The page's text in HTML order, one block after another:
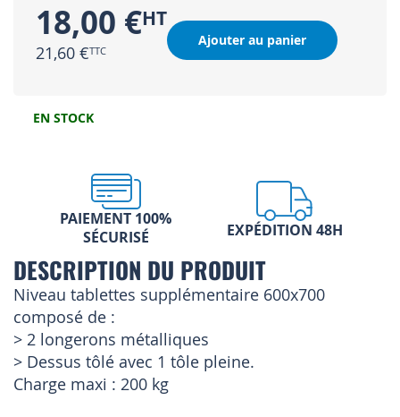
18,00 €
21,60 €
Ajouter au panier
EN STOCK
PAIEMENT 100%
SÉCURISÉ
EXPÉDITION 48H
DESCRIPTION DU PRODUIT
Niveau tablettes supplémentaire 600x700
composé de :
> 2 longerons métalliques
> Dessus tôlé avec 1 tôle pleine.
Charge maxi : 200 kg